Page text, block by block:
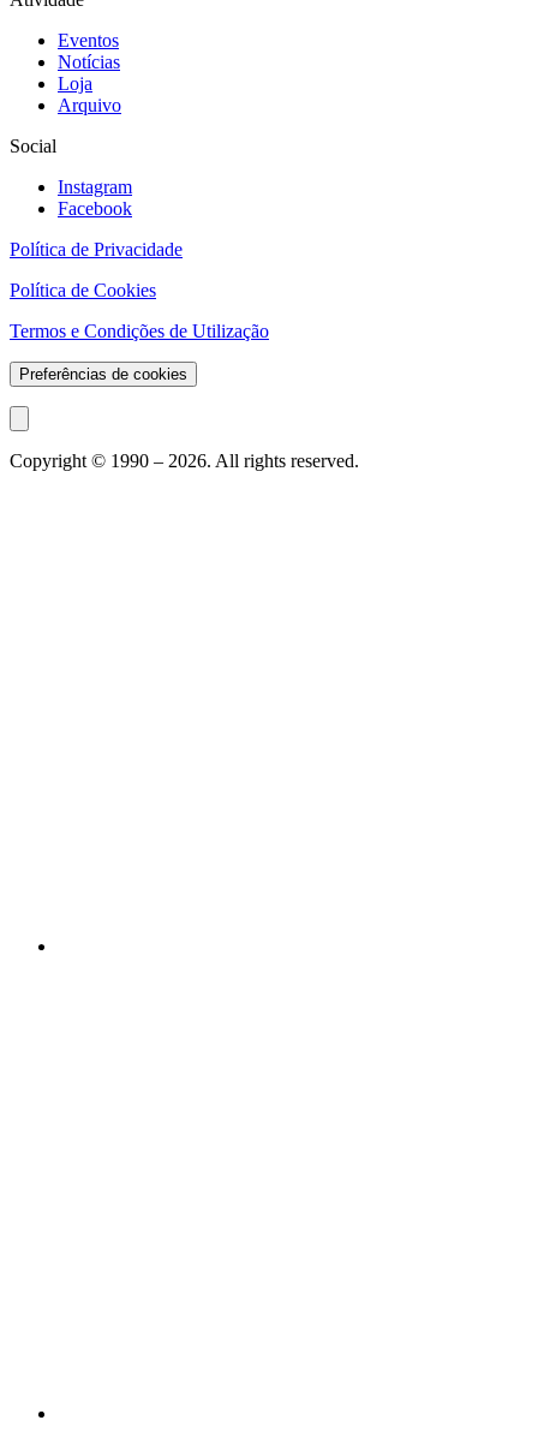
Eventos
Notícias
Loja
Arquivo
Social
Instagram
Facebook
Política de Privacidade
Política de Cookies
Termos e Condições de Utilização
Preferências de cookies
Copyright © 1990 – 2026. All rights reserved.